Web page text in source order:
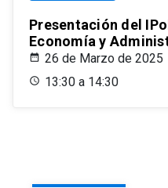
Presentación del
Economía y
26 de Marzo de 2025
13:30 a 14:30